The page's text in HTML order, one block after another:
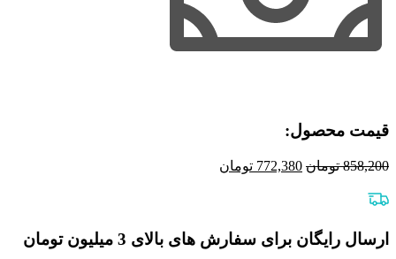
عدد
قیمت محصول:​
858,200 تومان قیمت
772,380 تومان
ارسال رایگان برای سفارش های بالای 3 میلیون تومان